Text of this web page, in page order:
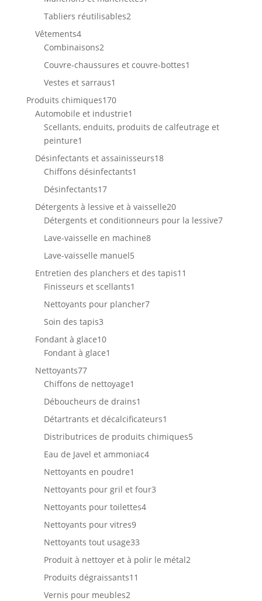
Tabliers réutilisables22
Vêtements44
produits
Combinaisons22
produits
Couvre-chaussures et couvre-bottes1
Vestes et sarraus1
produit
Produits chimiques170170
produits
Automobile et industrie1
produit
Scellants, enduits, produits de calfeutrage et
peinture1
produit
Désinfectants et assainisseurs1818
Chiffons désinfectants1
Désinfectants1717
produits
Détergents à lessive et à vaisselle2020
produits
Détergents et conditionneurs pour la lessive77
Lave-vaisselle en machine88
Lave-vaisselle manuel55
produits
Entretien des planchers et des tapis11
Finisseurs et scellants1
produit
Nettoyants pour plancher77
Soin des tapis33
produits
Fondant à glace1010
produits
Fondant à glace1
Nettoyants7777
produits
Chiffons de nettoyage1
produit
Déboucheurs de drains1
produit
Détartrants et décalcificateurs1
produit
Distributrices de produits chimiques55
Eau de Javel et ammoniac44
Nettoyants en poudre1
produit
Nettoyants pour gril et four33
Nettoyants pour toilettes44
Nettoyants pour vitres99
produits
Nettoyants tout usage3333
produits
Produit à nettoyer et à polir le métal22
Produits dégraissants11
Vernis pour meubles22